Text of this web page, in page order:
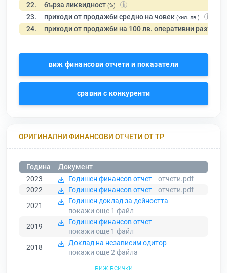
22. бърза ликвидност (%)
23. приходи от продажби средно на човек (хил. лв.)
24. приходи от продажби на 100 лв. оперативни разходи
виж финансови отчети и показатели
сравни с конкуренти
ОРИГИНАЛНИ ФИНАНСОВИ ОТЧЕТИ ОТ ТР
Година
Документ
2023
Годишен финансов отчет
отчети.pdf
2022
Годишен финансов отчет
отчети.pdf
2021
Годишен доклад за дейността
покажи още 1 файл
2019
Годишен финансов отчет
покажи още 1 файл
2018
Доклад на независим одитор
покажи още 2файла
виж всички